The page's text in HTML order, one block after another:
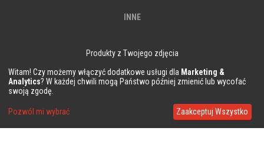
INNE
Produkty z Twojego zdjęcia
Metylan Direct
Witam! Czy możemy włączyć dodatkowe usługi dla Marketing &
Analytics? W każdej chwili mogą Państwo później zmienić lub wycofać
swoją zgodę.
Pozwól mi wybrać Zaakceptuj Wszystko